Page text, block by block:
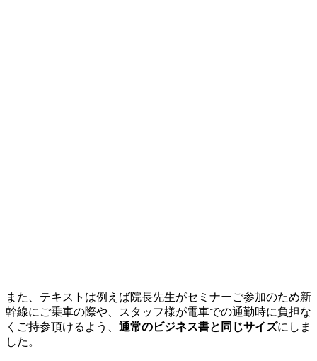
また、テキストは例えば院長先生がセミナーご参加のため新
幹線にご乗車の際や、スタッフ様が電車での通勤時に負担な
くご持参頂けるよう、 通常のビジネス書と同じサイズにしま
した。